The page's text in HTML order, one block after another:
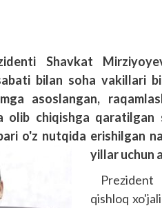
Shavkat
bilan soha vakillari
asoslangan,
olib chiqishga
o'z nutqida erishilgan
yillar uchun
qishloq